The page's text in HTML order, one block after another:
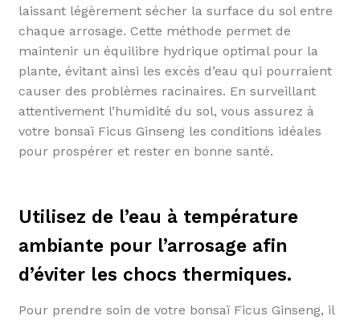
laissant légèrement sécher la surface du sol entre
chaque arrosage. Cette méthode permet de
maintenir un équilibre hydrique optimal pour la
plante, évitant ainsi les excès d’eau qui pourraient
causer des problèmes racinaires. En surveillant
attentivement l’humidité du sol, vous assurez à
votre bonsaï Ficus Ginseng les conditions idéales
pour prospérer et rester en bonne santé.
Utilisez de l’eau à température
ambiante pour l’arrosage afin
d’éviter les chocs thermiques.
Pour prendre soin de votre bonsaï Ficus Ginseng, il